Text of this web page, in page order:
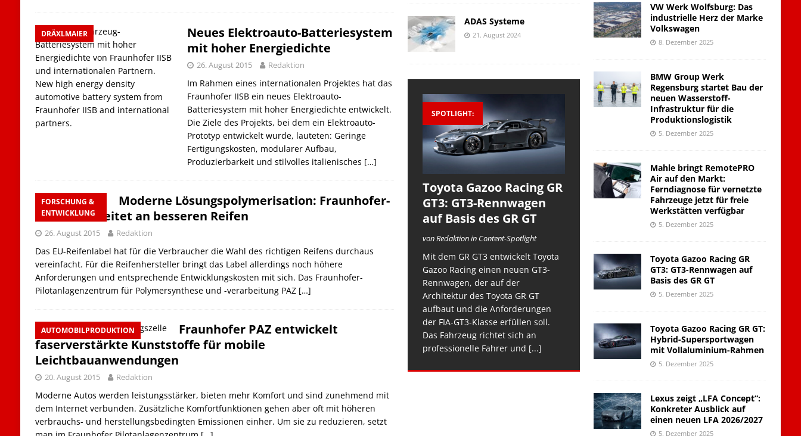
DRÄXLMAIER
Neues Elektroauto-Batteriesystem
mit hoher Energiedichte
26. August 2015 Redaktion
Im Rahmen eines internationalen Projektes hat das
Fraunhofer IISB ein neues Elektroauto-
Batteriesystem mit hoher Energiedichte entwickelt.
Die Ziele des Projekts, bei dem ein Elektroauto-
Prototyp entwickelt wurde, lauteten: Geringe
Fertigungskosten, modularer Aufbau,
Produzierbarkeit und stilvolles italienisches […]
FORSCHUNG &
ENTWICKLUNG
Moderne Lösungspolymerisation: Fraunhofer-
Institut arbeitet an besseren Reifen
26. August 2015 Redaktion
Das EU-Reifenlabel hat für die Verbraucher die Wahl des richtigen Reifens durchaus
vereinfacht. Für die Reifenhersteller bringt das Label allerdings noch höhere
Anforderungen und entsprechende Entwicklungskosten mit sich. Das Fraunhofer-
Pilotanlagenzentrum für Polymersynthese und -verarbeitung PAZ […]
AUTOMOBILPRODUKTION
Fraunhofer PAZ entwickelt
faserverstärkte Kunststoffe für mobile
Leichtbauanwendungen
20. August 2015 Redaktion
Moderne Autos werden leistungsstärker, bieten mehr Komfort und sind zunehmend mit
dem Internet verbunden. Zusätzliche Komfortfunktionen gehen aber oft mit höheren
verbrauchs- und herstellungsbedingten Emissionen einher. Um sie zu reduzieren, setzt
ADAS Systeme
21. August 2024
SPOTLIGHT:
Toyota Gazoo Racing GR
GT3: GT3-Rennwagen
auf Basis des GR GT
von Redaktion in Content-Spotlight
Mit dem GR GT3 entwickelt Toyota
Gazoo Racing einen neuen GT3-
Rennwagen, der auf der
Architektur des Toyota GR GT
aufbaut und die Anforderungen
der FIA-GT3-Klasse erfüllen soll.
Das Fahrzeug richtet sich an
professionelle Fahrer und [...]
VW Werk Wolfsburg: Das
industrielle Herz der Marke
Volkswagen
8. Dezember 2025
BMW Group Werk
Regensburg startet Bau der
neuen Wasserstoff-
Infrastruktur für die
Produktionslogistik
5. Dezember 2025
Mahle bringt RemotePRO
Air auf den Markt:
Ferndiagnose für vernetzte
Fahrzeuge jetzt für freie
Werkstätten verfügbar
5. Dezember 2025
Toyota Gazoo Racing GR
GT3: GT3-Rennwagen auf
Basis des GR GT
5. Dezember 2025
Toyota Gazoo Racing GR GT:
Hybrid-Supersportwagen
mit Vollaluminium-Rahmen
5. Dezember 2025
Lexus zeigt „LFA Concept“:
Konkreter Ausblick auf
einen neuen LFA 2026/2027
5. Dezember 2025